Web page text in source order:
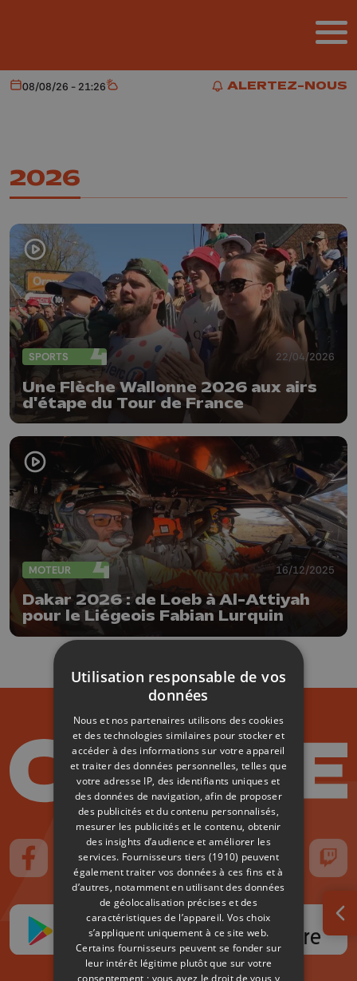
ALERTEZ-NOUS
ALERTEZ-NOUS
Aujourd'hui
08/08/26 - 21:26 Météo
2026
SPORTS 22/04/2026
Une Flèche Wallonne 2026 aux airs
d'étape du Tour de France
MOTEUR 16/12/2025
Dakar 2026 : de Loeb à Al-Attiyah
pour le Liégeois Fabian Lurquin
Suivez-nous sur FaceBook
Suivez-nous sur Instagram
Suivez-nous sur TikTok
Suivez-nous sur YouTube
Suivez-nous
Utilisation responsable de vos
données
Nous et nos partenaires utilisons des cookies
et des technologies similaires pour stocker et
accéder à des informations sur votre appareil
et traiter des données personnelles, telles que
votre adresse IP, des identifiants uniques et
des données de navigation, afin de proposer
des publicités et du contenu personnalisés,
mesurer les publicités et le contenu, obtenir
des insights d’audience et améliorer les
services. Fournisseurs tiers (1910) peuvent
également traiter vos données à ces fins et à
d’autres, notamment en utilisant des données
de géolocalisation précises et des
caractéristiques de l’appareil. Vos choix
s’appliquent uniquement à ce site web.
Certains fournisseurs peuvent se fonder sur
leur intérêt légitime plutôt que sur votre
consentement ; vous avez le droit de vous y